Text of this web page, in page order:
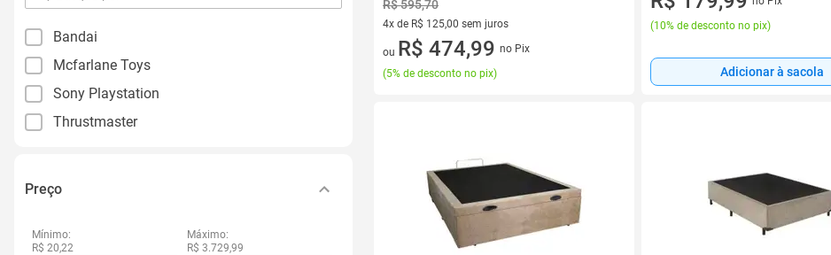
por
Bandai
Mcfarlane Toys
Sony Playstation
Thrustmaster
Preço
Mínimo:
R$ 20,22
Máximo:
R$ 3.729,99
R$ 595,70
4x de R$ 125,00 sem juros
4 vez de R$ 125,00 sem juros
ou R$ 474,99 no Pix
(5% de desconto no pix)
(10% de desconto no pix)
Adicionar à sacola